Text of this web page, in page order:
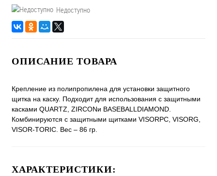
Недоступно
ОПИСАНИЕ ТОВАРА
Крепление из полипропилена для установки защитного
щитка на каску. Подходит для использования с защитными
касками QUARTZ, ZIRCONи BASEBALLDIAMOND.
Комбинируются с защитными щитками VISORPC, VISORG,
VISOR-TORIC. Вес – 86 гр.
ХАРАКТЕРИСТИКИ: